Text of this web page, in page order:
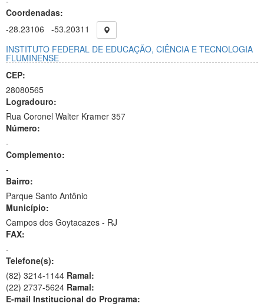
Coordenadas:
-28.23106
-53.20311
INSTITUTO FEDERAL DE EDUCAÇÃO, CIÊNCIA E TECNOLOGIA
FLUMINENSE
CEP:
28080565
Logradouro:
Rua Coronel Walter Kramer 357
Número:
-
Complemento:
-
Bairro:
Parque Santo Antônio
Município:
Campos dos Goytacazes - RJ
FAX:
-
Telefone(s):
(82) 3214-1144 Ramal:
(22) 2737-5624 Ramal:
E-mail Institucional do Programa: